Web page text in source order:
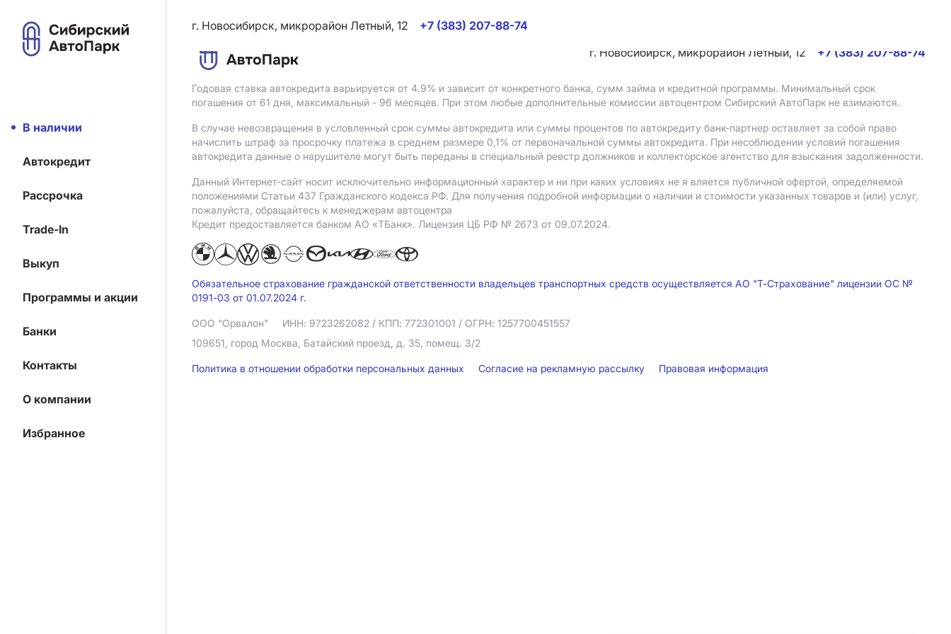
В наличии
Автокредит
Рассрочка
Trade-In
Выкуп
Программы и акции
Банки
Контакты
О компании
Избранное
г. Новосибирск, микрорайон Летный, 12
+7 (383) 207-88-74
г. Новосибирск, микрорайон Летный, 12
+7 (383) 207-88-74
Годовая ставка автокредита варьируется от 4.9% и зависит от конкретного банка, сумм займа и кредитной программы. Минимальный срок
погашения от 61 дня, максимальный - 96 месяцев. При этом любые дополнительные комиссии автоцентром Сибирский АвтоПарк не взимаются.
В случае невозвращения в условленный срок суммы автокредита или суммы процентов по автокредиту банк-партнер оставляет за собой право
начислить штраф за просрочку платежа в среднем размере 0,1% от первоначальной суммы автокредита. При несоблюдении условий погашения
автокредита данные о нарушителе могут быть переданы в специальный реестр должников и коллекторское агентство для взыскания задолженности.
Данный Интернет-сайт носит исключительно информационный характер и ни при каких условиях не я вляется публичной офертой, определяемой
положениями Статьи 437 Гражданского кодекса РФ. Для получения подробной информации о наличии и стоимости указанных товаров и (или) услуг,
пожалуйста, обращайтесь к менеджерам автоцентра
Кредит предоставляется банком АO «ТБанк». Лицензия ЦБ РФ № 2673 от 09.07.2024.
Обязательное страхование гражданской ответственности владельцев транспортных средств осуществляется АО "Т-Страхование" лицензии ОС №
0191-03 от 01.07.2024 г.
ООО "Орвалон" ИНН: 9723262082 / КПП: 772301001 / ОГРН: 1257700451557
109651, город Москва, Батайский проезд, д. 35, помещ. 3/2
Политика в отношении обработки персональных данных Согласие на рекламную рассылку Правовая информация